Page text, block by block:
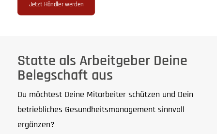
Jetzt Händler werden
Statte als Arbeitgeber Deine
Belegschaft aus
Du möchtest Deine Mitarbeiter schützen und Dein
betriebliches Gesundheitsmanagement sinnvoll
ergänzen?